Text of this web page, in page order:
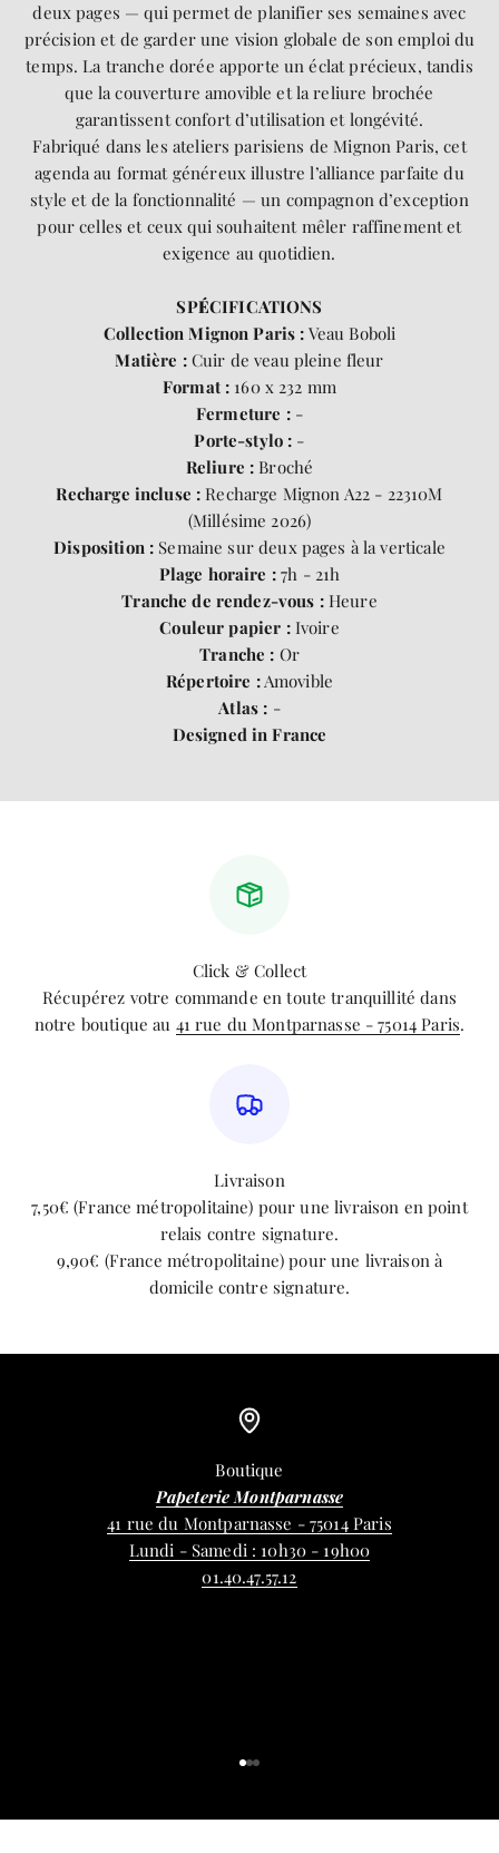
deux pages — qui permet de planifier ses semaines avec
précision et de garder une vision globale de son emploi du
temps. La tranche dorée apporte un éclat précieux, tandis
que la couverture amovible et la reliure brochée
garantissent confort d’utilisation et longévité.
Fabriqué dans les ateliers parisiens de Mignon Paris, cet
agenda au format généreux illustre l’alliance parfaite du
style et de la fonctionnalité — un compagnon d’exception
pour celles et ceux qui souhaitent mêler raffinement et
exigence au quotidien.
SPÉCIFICATIONS
Collection Mignon Paris : Veau Boboli
Matière :Cuir de veau pleine fleur
Format : 160 x 232 mm
Fermeture :-
Porte-stylo : -
Reliure : Broché
Recharge incluse : Recharge Mignon A22 - 22310M
(Millésime 2026)
Disposition : Semaine sur deux pages à la verticale
Plage horaire :7h - 21h
Tranche de rendez-vous : Heure
Couleur papier :Ivoire
Tranche : Or
Répertoire :Amovible
Atlas : -
Designed in France
Click & Collect
Récupérez votre commande en toute tranquillité dans
notre boutique au 41 rue du Montparnasse - 75014 Paris.
Livraison
7,50€ (France métropolitaine) pour une livraison en point
relais contre signature.
9,90€ (France métropolitaine) pour une livraison à
domicile contre signature.
Boutique
Papeterie Montparnasse
41 rue du Montparnasse - 75014 Paris
Lundi - Samedi : 10h30 - 19h00
01.40.47.57.12